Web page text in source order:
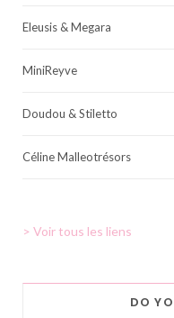
Eleusis & Megara
MiniReyve
Doudou & Stiletto
Céline Malleotrésors
> Voir tous les liens
DO